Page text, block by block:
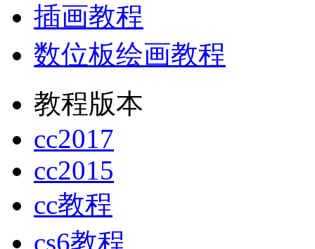
插画教程
数位板绘画教程
教程版本
cc2017
cc2015
cc教程
cs6教程